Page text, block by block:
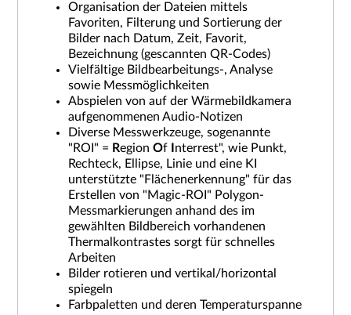
Organisation der Dateien mittels
Favoriten, Filterung und Sortierung der
Bilder nach Datum, Zeit, Favorit,
Bezeichnung (gescannten QR-Codes)
Vielfältige Bildbearbeitungs-, Analyse
sowie Messmöglichkeiten
Abspielen von auf der Wärmebildkamera
aufgenommenen Audio-Notizen
Diverse Messwerkzeuge, sogenannte
"ROI" = Region Of
nterrest", wie Punkt,
Rechteck, Ellipse, Linie und eine KI
unterstützte "Flächenerkennung" für das
Erstellen von "Magic-ROI" Polygon-
Messmarkierungen anhand des im
gewählten Bildbereich vorhandenen
Thermalkontrastes sorgt für schnelles
Arbeiten
Bilder rotieren und vertikal/horizontal
spiegeln
Farbpaletten und deren Temperaturspanne